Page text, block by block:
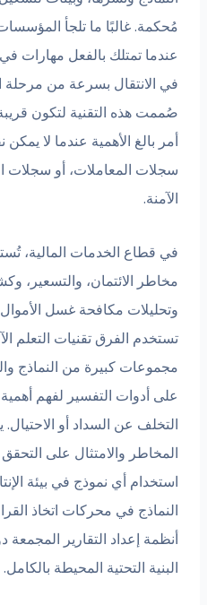
مُحكمة. غالبًا ما تلجأ
عندما تمتلك بالفعل مهارات
في الانتقال بسرعة من مرحلة
صُممت هذه التقنية لتكون
أمر بالغ الأهمية عندما لا يمكن
سجلات المعاملات، أو سجلات
الآمنة.
مخاطر الائتمان، والتسعير،
وتحليلات مكافحة غسل
تستخدم الفرق تقنيات التعلم
مجموعات كبيرة من النماذج
على أدوات التفسير لفهم
التخلف عن السداد أو
المخاطر والامتثال على
استخدام أي نموذج في بيئة
النماذج في محركات اتخاذ
أنظمة إعداد التقارير المجمعة
البنية التحتية المحيطة بالكامل.